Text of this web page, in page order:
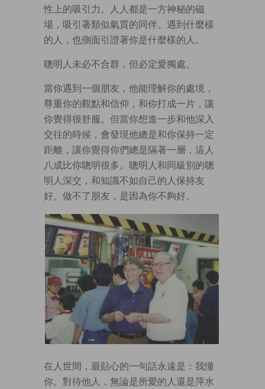
性上的吸引力。人人都是一方神秘的磁
場，吸引著類似氣質的同伴。遇到什麼樣
的人，也側面引證著你是什麼樣的人。
聰明人未必不合群，但必定愛獨處。
當你遇到一個朋友，他能理解你的處境，
尊重你的觀點和信仰，和你打成一片，讓
你覺得很舒服。但當你想進一步和他深入
交往的時候，會發現他總是和你保持一定
距離，讓你覺得你們總是隔著一層，這人
八成比你聰明很多。聰明人和同級別的聰
明人深交，和知識不如自己的人保持友
好。做不了朋友，是因為你不夠好。
在人世間，最貼心的一句話永遠是：我懂
你。對待他人，無論是所愛的人還是萍水